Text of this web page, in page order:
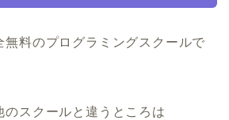
無料のプログラミングスクールで
のスクールと違うところは